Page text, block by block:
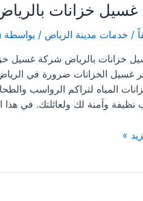
خزانات
/ خدمات مدينة الرياض / بواسطة
خزانات بالرياض شركة غسيل
غسيل الخزانات ضرورة في
المياه لتراكم الرواسب
وآمنة لك ولعائلتك. في هذا
»